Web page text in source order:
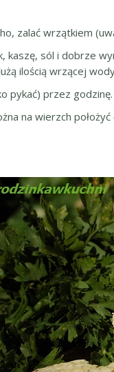
zalać wrzątkiem
kaszę, sól i dobrze
ilością wrzącej
pykać) przez
na wierzch położyć